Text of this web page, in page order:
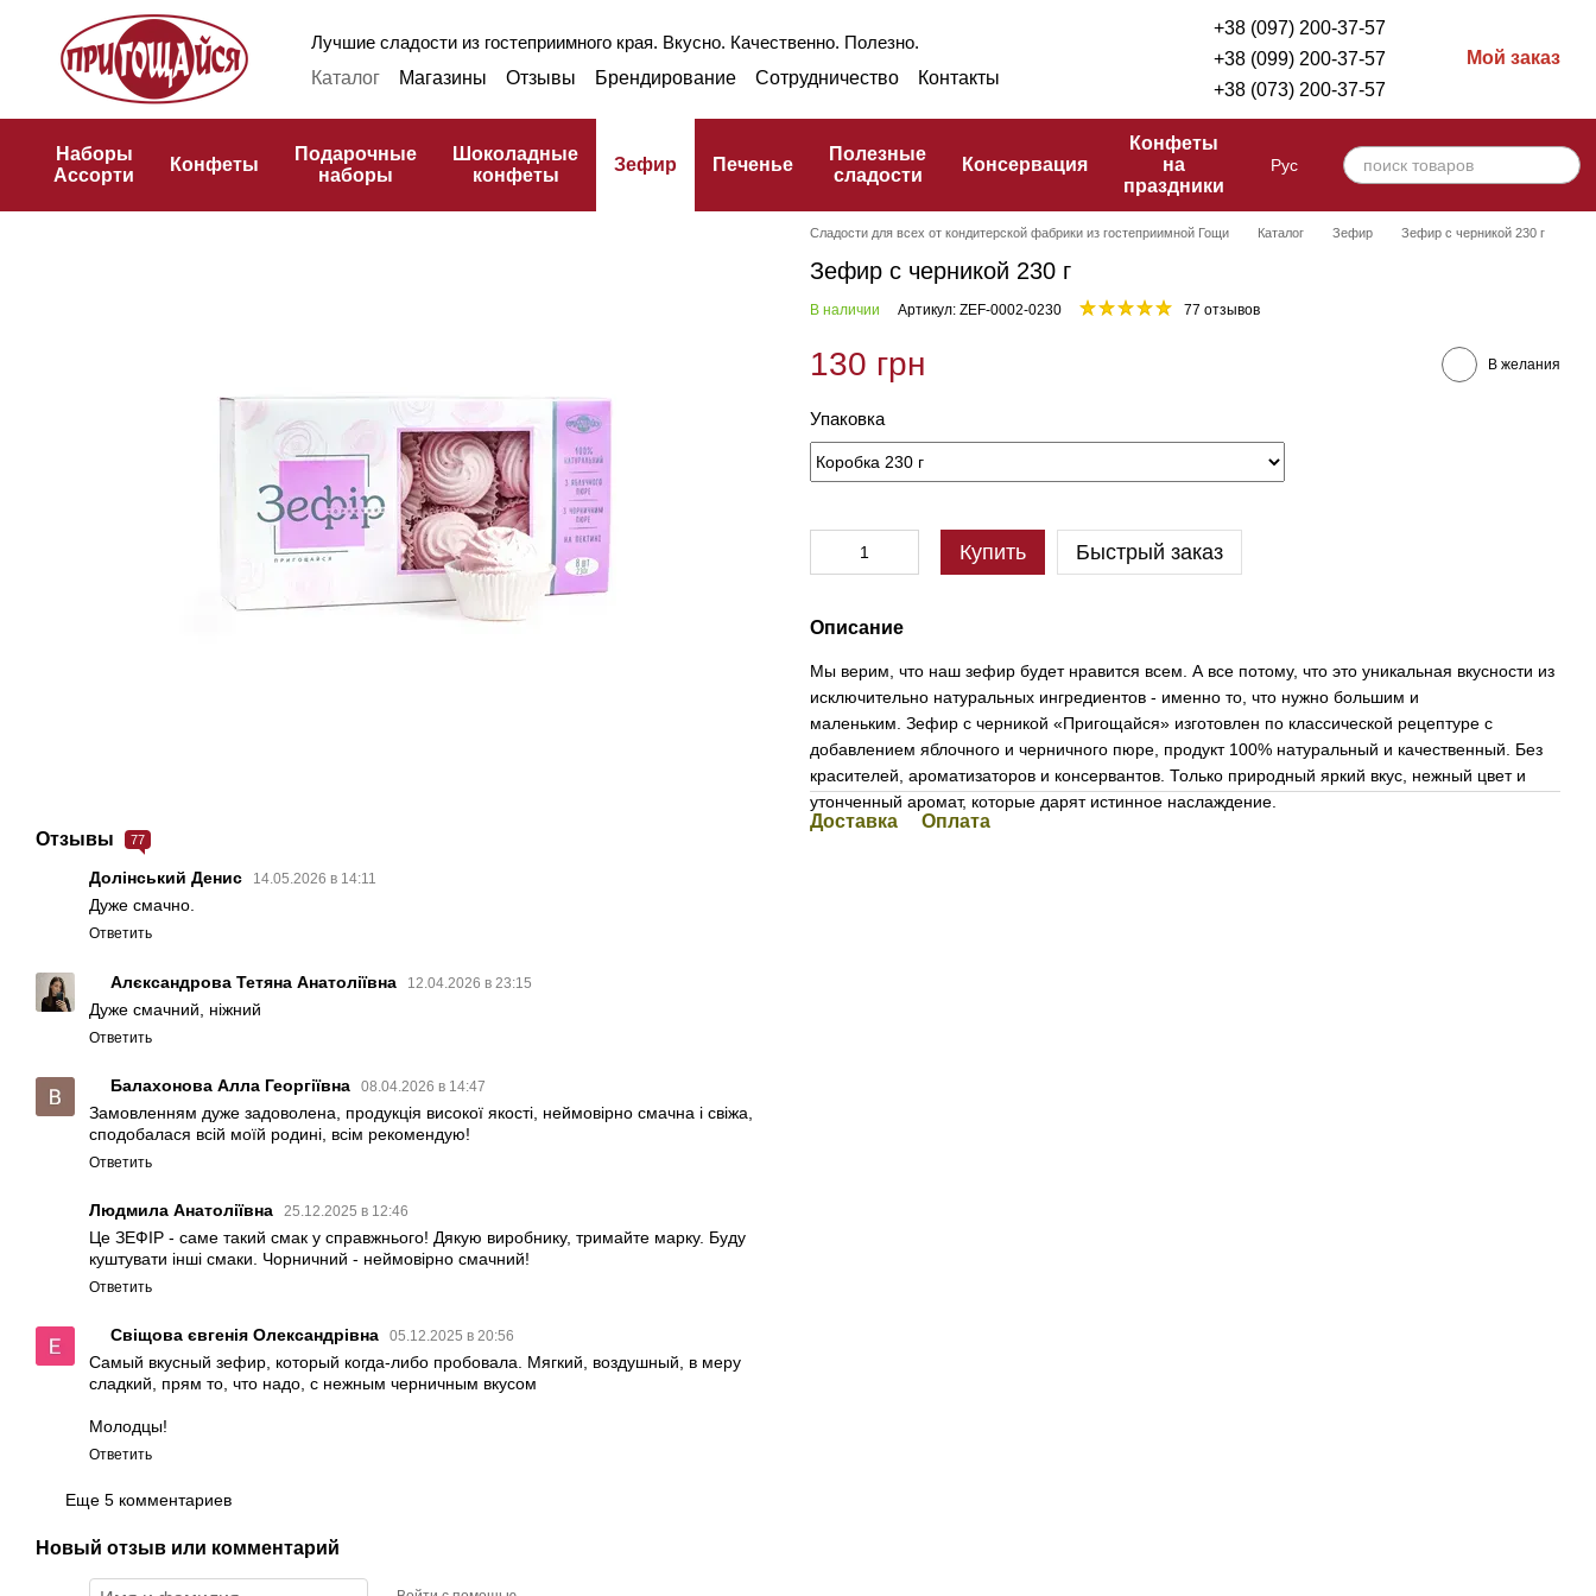
Перейти к основному контенту
Лучшие сладости из гостеприимного края. Вкусно. Качественно. Полезно.
Каталог
Магазины Отзывы Брендирование Сотрудничество
Контакты
Публичная оферта
Кулинарный словарь
+38 (097) 200-37-57
+38 (099) 200-37-57
+38 (073) 200-37-57
Мой заказ
Наборы
Ассорти
Конфеты
Подарочные
наборы
Шоколадные
конфеты
Зефир Печенье
Полезные
сладости
Консервация
Конфеты
на
праздники
Рус
Отзывы 77
Долінський Денис 14.05.2026 в 14:11
Дуже смачно.
Ответить
Алєксандрова Тетяна Анатоліївна 12.04.2026 в 23:15
Дуже смачний, ніжний
Ответить
Балахонова Алла Георгіївна 08.04.2026 в 14:47
Замовленням дуже задоволена, продукція високої якості, неймовірно смачна і свіжа,
сподобалася всій моїй родині, всім рекомендую!
Ответить
Людмила Анатоліївна 25.12.2025 в 12:46
Це ЗЕФІР - саме такий смак у справжнього! Дякую виробнику, тримайте марку. Буду
куштувати інші смаки. Чорничний - неймовірно смачний!
Ответить
Свіщова євгенія Олександрівна 05.12.2025 в 20:56
Самый вкусный зефир, который когда-либо пробовала. Мягкий, воздушный, в меру
сладкий, прям то, что надо, с нежным черничным вкусом
Молодцы!
Ответить
Еще 5 комментариев
Новый отзыв или комментарий
Сладости для всех от кондитерской фабрики из гостеприимной Гощи Каталог Зефир Зефир с черникой 230 г
Зефир с черникой 230 г
В наличии Артикул: ZEF-0002-0230 77 отзывов
130 грн В желания
Упаковка
Купить Быстрый заказ
Описание
Мы верим, что наш зефир будет нравится всем. А все потому, что это уникальная вкусности из
исключительно натуральных ингредиентов - именно то, что нужно большим и
маленьким. Зефир с черникой «Пригощайся» изготовлен по классической рецептуре с
добавлением яблочного и черничного пюре, продукт 100% натуральный и качественный. Без
красителей, ароматизаторов и консервантов. Только природный яркий вкус, нежный цвет и
утонченный аромат, которые дарят истинное наслаждение.
Доставка Оплата